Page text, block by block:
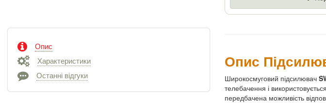
Опис
Характеристики
Останні відгуки
Ціна
Де
Опис
Широкосмуговий підсилювач
телебачення і
передбачена можливість